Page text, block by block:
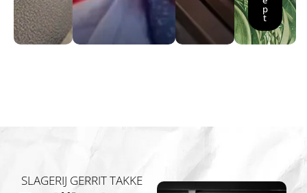
p
t
SLAGERIJ GERRIT TAKKE